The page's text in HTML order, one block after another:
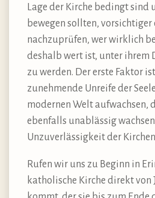
Lage der Kirche bedingt sind
bewegen sollten, vorsichtiger
nachzuprüfen, wer wirklich
deshalb wert ist, unter ihrem
zu werden. Der erste Faktor
zunehmende Unreife der
modernen Welt aufwachsen,
ebenfalls unablässig
Unzuverlässigkeit der
Rufen wir uns zu Beginn in
katholische Kirche direkt von